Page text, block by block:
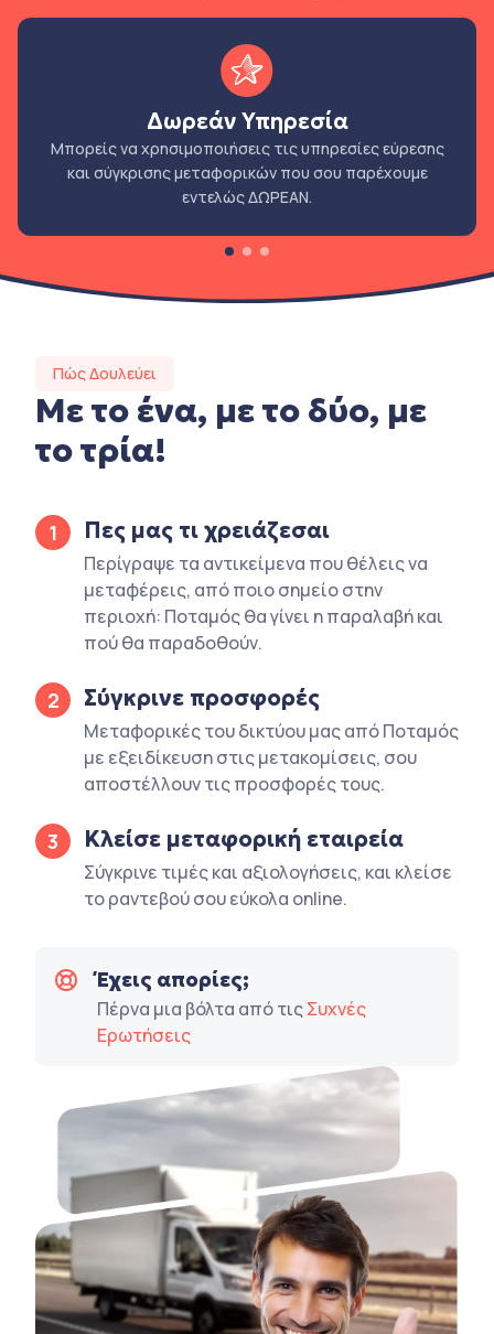
Δωρεάν Υπηρεσία
Μπορείς να χρησιμοποιήσεις τις υπηρεσίες εύρεσης
και σύγκρισης μεταφορικών που σου παρέχουμε
εντελώς ΔΩΡΕΑΝ.
Πώς Δουλεύει
Με το ένα, με το δύο, με
το τρία!
1 Πες μας τι χρειάζεσαι
Περίγραψε τα αντικείμενα που θέλεις να
μεταφέρεις, από ποιο σημείο στην
περιοχή: Ποταμός θα γίνει η παραλαβή και
πού θα παραδοθούν.
2 Σύγκρινε προσφορές
Μεταφορικές του δικτύου μας από Ποταμός
με εξειδίκευση στις μετακομίσεις, σου
αποστέλλουν τις προσφορές τους.
3 Κλείσε μεταφορική εταιρεία
Σύγκρινε τιμές και αξιολογήσεις, και κλείσε
το ραντεβού σου εύκολα online.
Έχεις απορίες;
Πέρνα μια βόλτα από τιςΣυχνές
Ερωτήσεις